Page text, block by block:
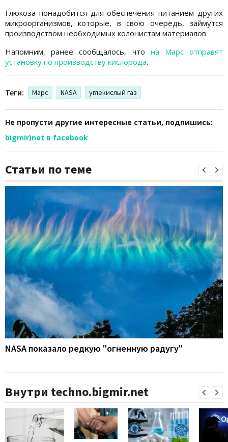
Глюкоза понадобится для обеспечения питанием других
микроорганизмов, которые, в свою очередь, займутся
производством необходимых колонистам материалов.
Напомним, ранее сообщалось, что на Марс отправят
установку по производству кислорода.
Теги: Марс NASA углекислый газ
Не пропусти другие интересные статьи, подпишись:
bigmir)net в facebook
Статьи по теме
NASA показало редкую "огненную радугу"
Внутри techno.bigmir.net